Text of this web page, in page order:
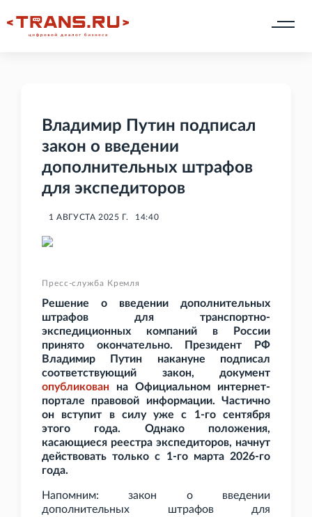
Владимир Путин подписал
закон о введении
дополнительных штрафов
для экспедиторов
1 АВГУСТА 2025 Г. 14:40
Пресс-служба Кремля
Решение о введении дополнительных
штрафов для транспортно-
экспедиционных компаний в России
принято окончательно. Президент РФ
Владимир Путин накануне подписал
соответствующий закон, документ
опубликован на Официальном интернет-
портале правовой информации. Частично
он вступит в силу уже с 1-го сентября
этого года. Однако положения,
касающиеся реестра экспедиторов, начнут
действовать только с 1-го марта 2026-го
года.
Напомним: закон о введении
дополнительных штрафов для